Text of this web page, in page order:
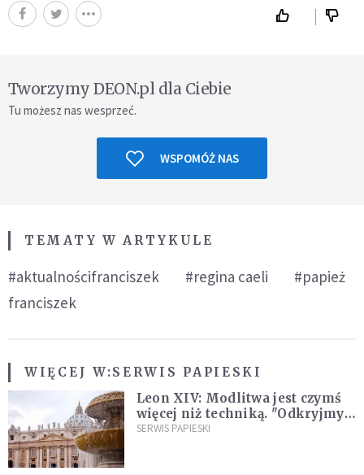
Tworzymy DEON.pl dla Ciebie
Tu możesz nas wesprzeć.
WSPOMÓŻ NAS
TEMATY W ARTYKULE
#aktualnościfranciszek #regina caeli
#papież
franciszek
WIĘCEJ W:SERWIS PAPIESKI
Leon XIV: Modlitwa jest czymś
więcej niż techniką. "Odkryjmy
ją na nowo"
SERWIS PAPIESKI